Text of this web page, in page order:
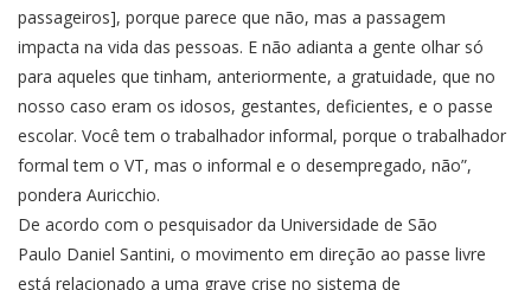
passageiros], porque parece que não, mas a passagem
impacta na vida das pessoas. E não adianta a gente olhar só
para aqueles que tinham, anteriormente, a gratuidade, que no
nosso caso eram os idosos, gestantes, deficientes, e o passe
escolar. Você tem o trabalhador informal, porque o trabalhador
formal tem o VT, mas o informal e o desempregado, não”,
pondera Auricchio.
De acordo com o pesquisador da Universidade de São
Paulo Daniel Santini, o movimento em direção ao passe livre
está relacionado a uma grave crise no sistema de